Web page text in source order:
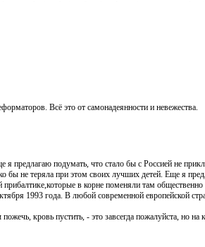
Всё это от самонадеянности и невежества.
подумать, что стало бы с Россией не
не теряла при этом своих лучших детей. Еще я
в корне поменяли там
1993 года. В любой современной европейской
кровь пустить, - это завсегда пожалуйста, но на